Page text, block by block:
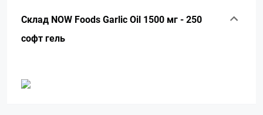
Склад NOW Foods Garlic Oil 1500 мг - 250
софт гель